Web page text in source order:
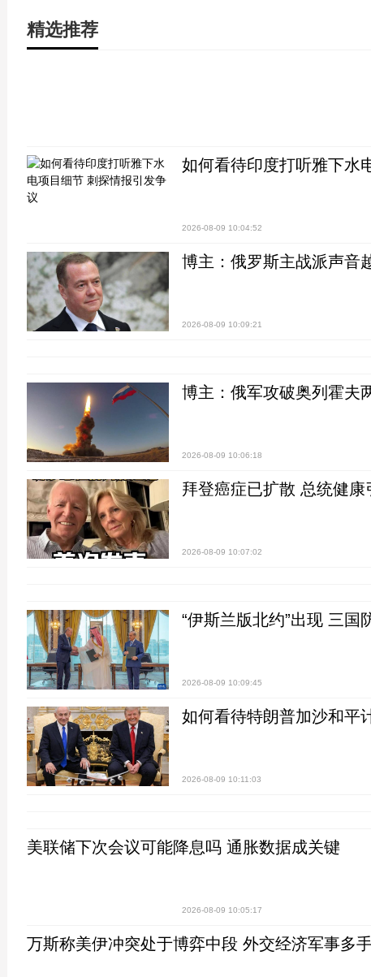
精选推荐
如何看待印度打听雅下水
2026-08-09 10:04:52
博主：俄罗斯主战派声音
2026-08-09 10:09:21
博主：俄军攻破奥列霍夫
2026-08-09 10:06:18
拜登癌症已扩散 总统健康
2026-08-09 10:07:02
“伊斯兰版北约”出现 三国
2026-08-09 10:09:45
如何看待特朗普加沙和平
2026-08-09 10:11:03
美联储下次会议可能降息吗 通胀数据成关键
2026-08-09 10:05:17
万斯称美伊冲突处于博弈中段 外交经济军事多